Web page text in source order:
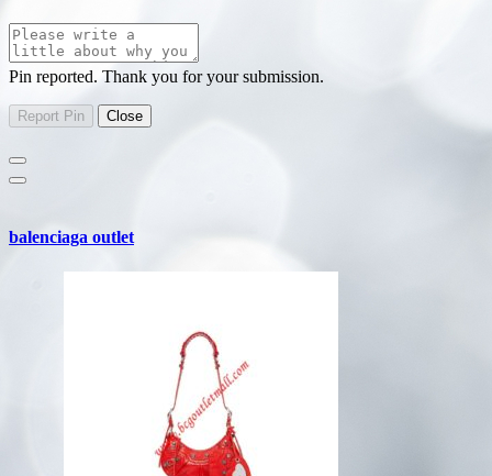
Pin reported. Thank you for your submission.
balenciaga outlet